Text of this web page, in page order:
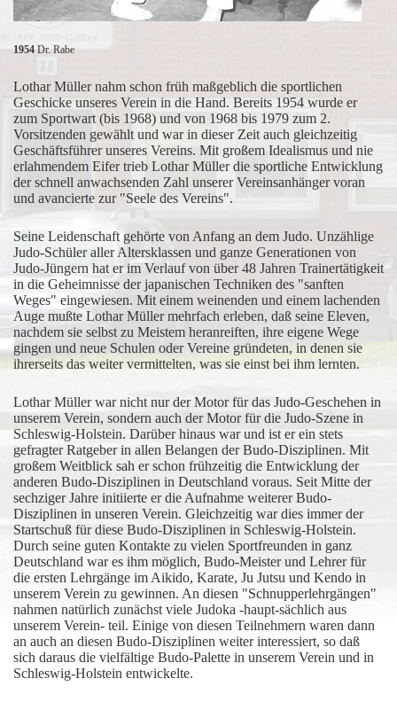
1954 Dr. Rabe
Lothar Müller nahm schon früh maßgeblich die sportlichen
Geschicke unseres Verein in die Hand. Bereits 1954 wurde er
zum Sportwart (bis 1968) und von 1968 bis 1979 zum 2.
Vorsitzenden gewählt und war in dieser Zeit auch gleichzeitig
Geschäftsführer unseres Vereins. Mit großem Idealismus und nie
erlahmendem Eifer trieb Lothar Müller die sportliche Entwicklung
der schnell anwachsenden Zahl unserer Vereinsanhänger voran
und avancierte zur "Seele des Vereins".
Seine Leidenschaft gehörte von Anfang an dem Judo. Unzählige
Judo-Schüler aller Altersklassen und ganze Generationen von
Judo-Jüngern hat er im Verlauf von über 48 Jahren Trainertätigkeit
in die Geheimnisse der japanischen Techniken des "sanften
Weges" eingewiesen. Mit einem weinenden und einem lachenden
Auge mußte Lothar Müller mehrfach erleben, daß seine Eleven,
nachdem sie selbst zu Meistem heranreiften, ihre eigene Wege
gingen und neue Schulen oder Vereine gründeten, in denen sie
ihrerseits das weiter vermittelten, was sie einst bei ihm lernten.
Lothar Müller war nicht nur der Motor für das Judo-Geschehen in
unserem Verein, sondern auch der Motor für die Judo-Szene in
Schleswig-Holstein. Darüber hinaus war und ist er ein stets
gefragter Ratgeber in allen Belangen der Budo-Disziplinen. Mit
großem Weitblick sah er schon frühzeitig die Entwicklung der
anderen Budo-Disziplinen in Deutschland voraus. Seit Mitte der
sechziger Jahre initiierte er die Aufnahme weiterer Budo-
Disziplinen in unseren Verein. Gleichzeitig war dies immer der
Startschuß für diese Budo-Disziplinen in Schleswig-Holstein.
Durch seine guten Kontakte zu vielen Sportfreunden in ganz
Deutschland war es ihm möglich, Budo-Meister und Lehrer für
die ersten Lehrgänge im Aikido, Karate, Ju Jutsu und Kendo in
unserem Verein zu gewinnen. An diesen "Schnupperlehrgängen"
nahmen natürlich zunächst viele Judoka -haupt-sächlich aus
unserem Verein- teil. Einige von diesen Teilnehmern waren dann
an auch an diesen Budo-Disziplinen weiter interessiert, so daß
sich daraus die vielfältige Budo-Palette in unserem Verein und in
Schleswig-Holstein entwickelte.